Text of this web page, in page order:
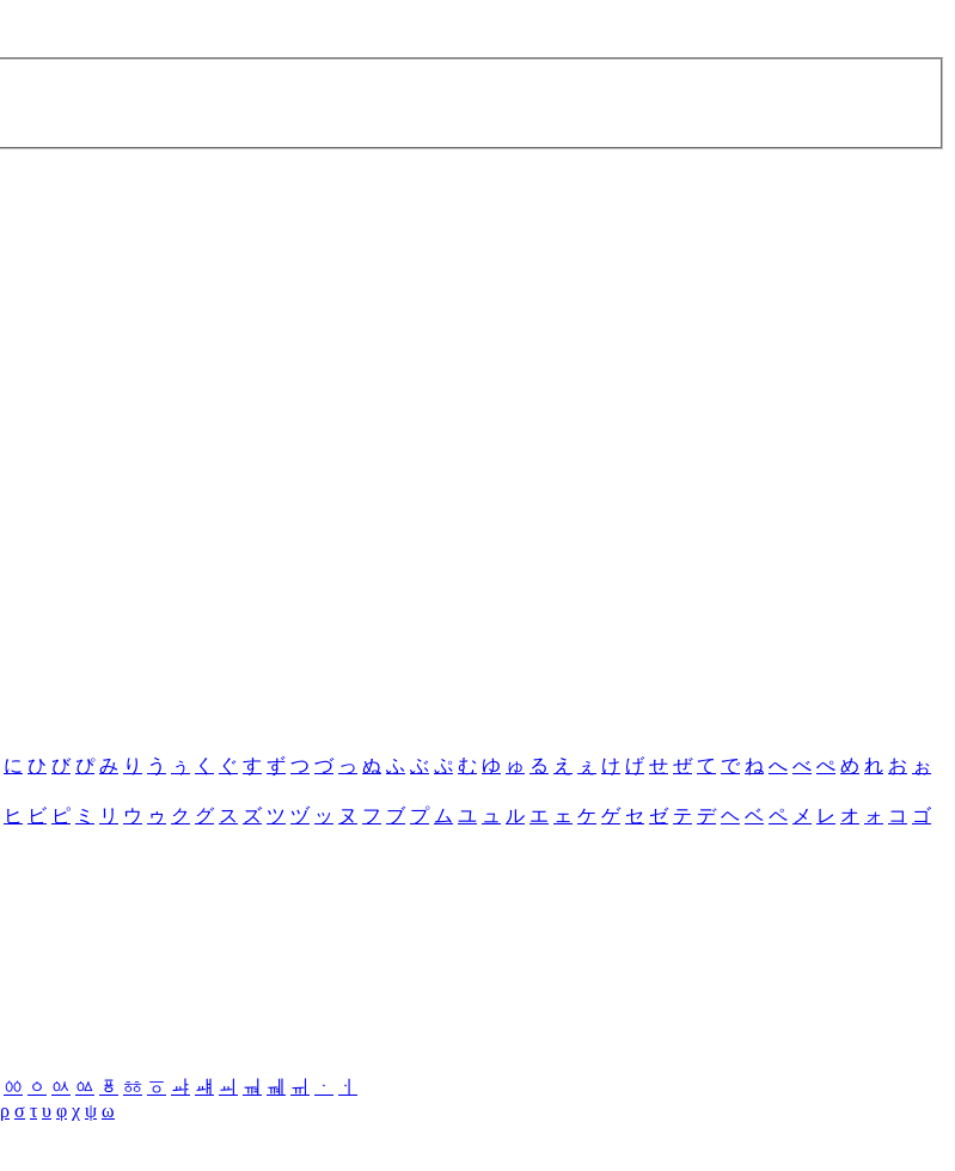
に ひ び ぴ み り う ぅ く ぐ す ず つ づ っ ぬ ふ ぶ ぷ む ゆ ゅ る え ぇ け げ せ ぜ て で ね へ べ ぺ め れ お ぉ
ヒ ビ ピ ミ リ ウ ゥ ク グ ス ズ ツ ヅ ッ ヌ フ ブ プ ム ユ ュ ル エ ェ ケ ゲ セ ゼ テ デ ヘ ベ ペ メ レ オ ォ コ ゴ
ㆀ ㆁ ㆂ ㆃ ㆄ ㆅ ㆆ ㆇ ㆈ ㆉ ㆊ ㆋ ㆌ ㆍ
ㆎ
ρ σ τ υ φ χ ψ ω